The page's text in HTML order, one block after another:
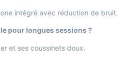
intégré avec réduction de bruit.
pour longues sessions ?
et ses coussinets doux.